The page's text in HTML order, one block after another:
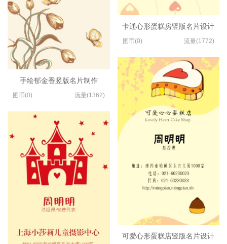
手绘郁金香竖版名片制作
图币(0) 流量(1362)
卡通心形蛋糕房竖版名片设计
图币(0) 流量(1772)
可爱心形蛋糕店竖版名片设计